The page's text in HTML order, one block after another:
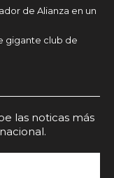
de Alianza en un
gigante club de
las noticas más